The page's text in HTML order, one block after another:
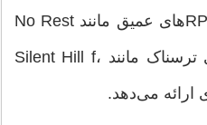
Fury: City of Wolves تا RPGهای عمیق مانند No Rest
for the Wicked و بازی‌های ترسناک مانند Silent Hill f،